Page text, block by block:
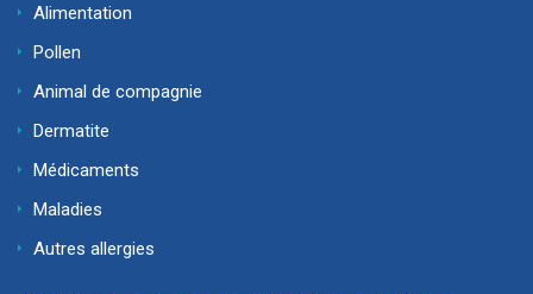
Alimentation
Pollen
Animal de compagnie
Dermatite
Médicaments
Maladies
Autres allergies